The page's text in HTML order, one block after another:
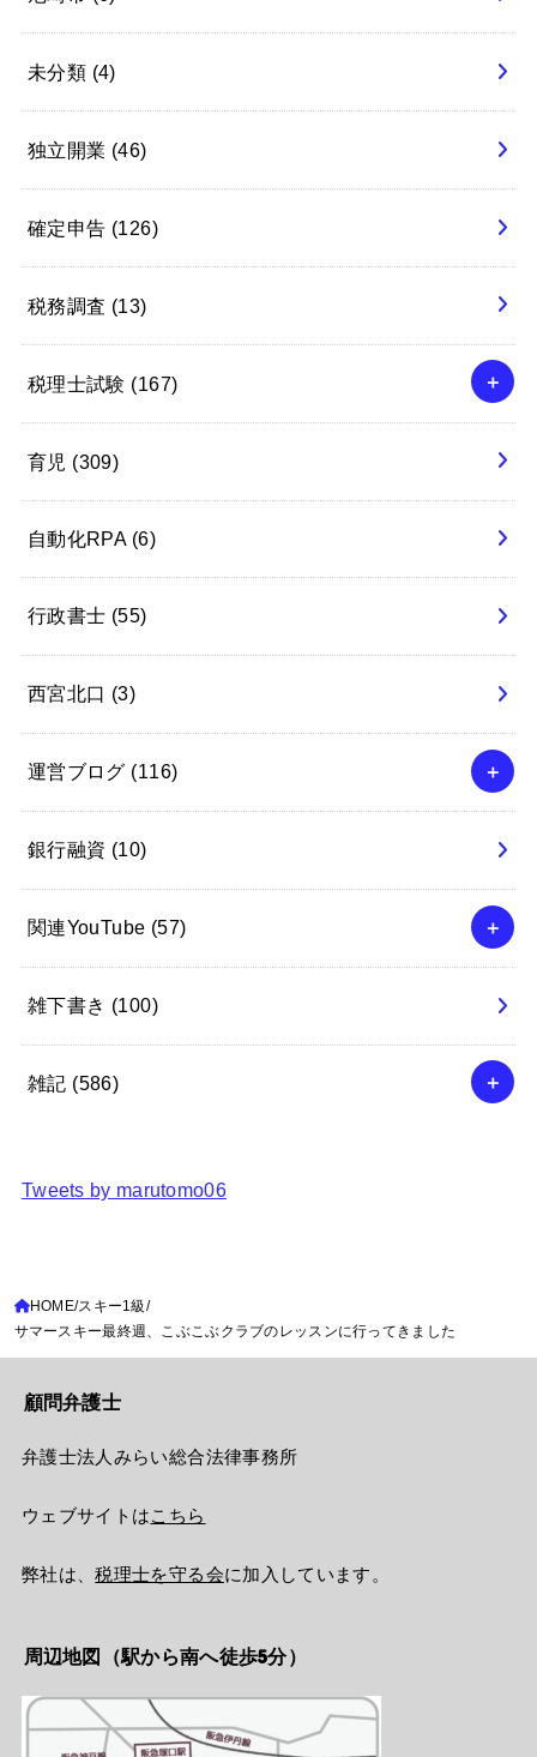
未分類 (4)
独立開業 (46)
確定申告 (126)
税務調査 (13)
税理士試験 (167)
育児 (309)
自動化RPA (6)
行政書士 (55)
西宮北口 (3)
運営ブログ (116)
銀行融資 (10)
関連YouTube (57)
雑下書き (100)
雑記 (586)
Tweets by marutomo06
HOME スキー1級
サマースキー最終週、こぶこぶクラブのレッスンに行ってきました
顧問弁護士
弁護士法人みらい総合法律事務所
ウェブサイトはこちら
弊社は、税理士を守る会に加入しています。
周辺地図（駅から南へ徒歩5分）